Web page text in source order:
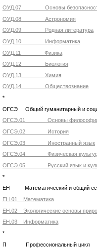
ОУД.07 Основы безопасности
ОУД.08 Астрономия
ОУД.09 Родная литература
ОУД.10 Информатика
ОУД.11 Физика
ОУД.12 Биология
ОУД.13 Химия
ОУД.14 Обществознание
*
ОГСЭ Общий гуманитарный и
ОГСЭ.01 Основы
ОГСЭ.02 История
ОГСЭ.03 Иностранный язык
ОГСЭ.04 Физическая
ОГСЭ.05 Русский язык и
*
ЕН Математический и общий
ЕН.01 Математика
ЕН.02 Экологические основы
ЕН.03 Информатика
*
П Профессиональный цикл